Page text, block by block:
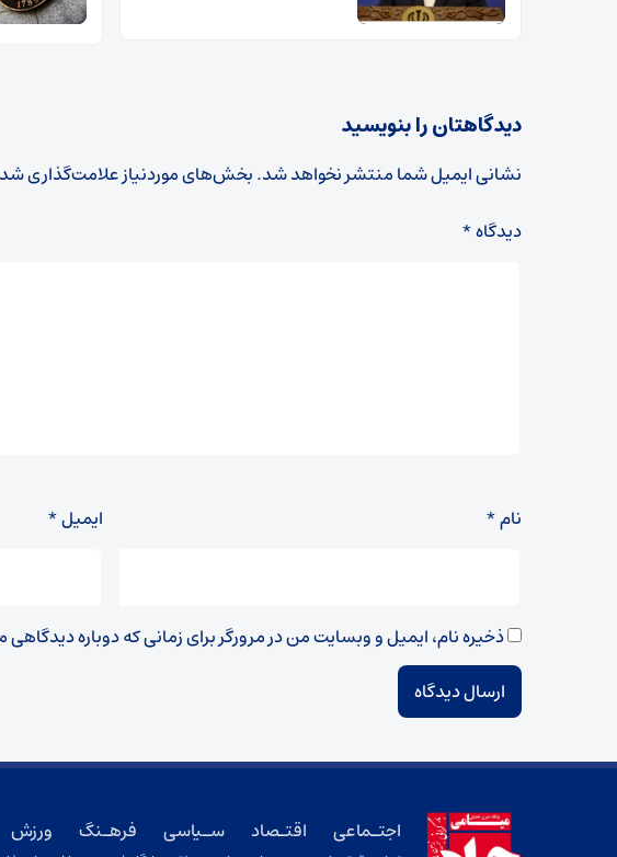
دیدگاهتان را بنویسید
نشانی ایمیل شما منتشر نخواهد شد.بخش‌های موردنیاز علامت‌گذاری
دیدگاه*
نام* ایمیل*
ذخیره نام، ایمیل و وبسایت من در مرورگر برای زمانی که دوباره
اجتـماعی اقتـصاد سـیاسی فرهـنگ ورزش